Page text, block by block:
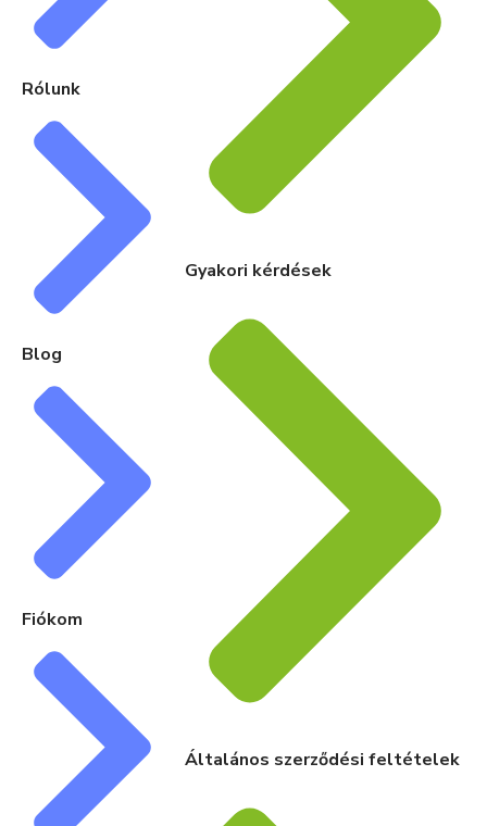
Rólunk
Blog
Fiókom
Gyakori kérdések
Általános szerződési feltételek